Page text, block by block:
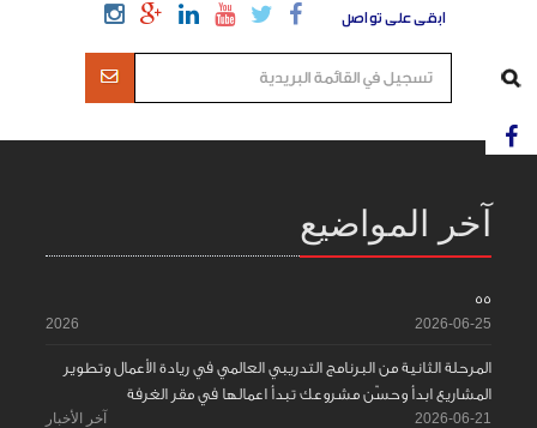
ابقى على تواصل
آخر المواضيع
55
2026-06-25
2026
المرحلة الثانية من البرنامج التدريبي العالمي في ريادة الأعمال وتطوير
المشاريع ابدأ وحسّن مشروعك تبدأ اعمالها في مقر الغرفة
2026-06-21 آخر الأخبار